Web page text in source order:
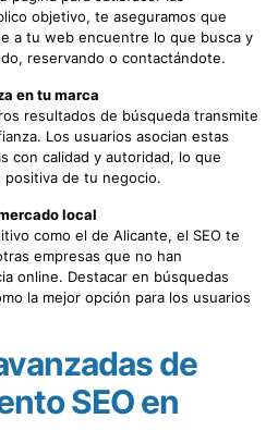
objetivo, te aseguramos que
a tu web encuentre lo que busca y
reservando o contactándote.
en tu marca
resultados de búsqueda transmite
Los usuarios asocian estas
con calidad y autoridad, lo que
de tu negocio.
local
como el de Alicante, el SEO te
empresas que no han
online. Destacar en búsquedas
la mejor opción para los usuarios
de
SEO en